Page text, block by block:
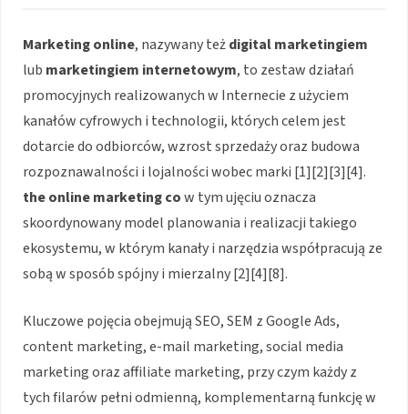
Marketing online, nazywany teżdigital marketingiem
lub marketingiem internetowym, to zestaw działań
promocyjnych realizowanych w Internecie z użyciem
kanałów cyfrowych i technologii, których celem jest
dotarcie do odbiorców, wzrost sprzedaży oraz budowa
rozpoznawalności i lojalności wobec marki [1][2][3][4].
the online marketing cow tym ujęciu oznacza
skoordynowany model planowania i realizacji takiego
ekosystemu, w którym kanały i narzędzia współpracują ze
sobą w sposób spójny i mierzalny [2][4][8].
Kluczowe pojęcia obejmują SEO, SEM z Google Ads,
content marketing, e-mail marketing, social media
marketing oraz affiliate marketing, przy czym każdy z
tych filarów pełni odmienną, komplementarną funkcję w